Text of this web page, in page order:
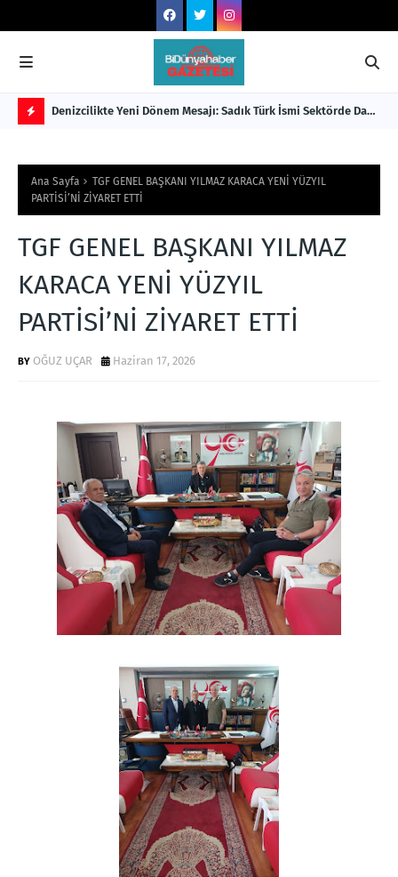
L
A
S
H
Denizcilikte Yeni Dönem Mesajı: Sadık Türk İsmi Sektörde Daha
Ana Sayfa
TGF GENEL BAŞKANI YILMAZ KARACA YENİ YÜZYIL
PARTİSİ’Nİ ZİYARET ETTİ
TGF GENEL BAŞKANI YILMAZ
KARACA YENİ YÜZYIL
PARTİSİ’Nİ ZİYARET ETTİ
OĞUZ UÇAR Haziran 17, 2026